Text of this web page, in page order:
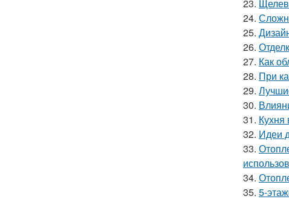
23.
24.
25.
26.
27. Как
28. При
29.
30.
31. Кухня
32. Идеи
33.
34.
35. 5-